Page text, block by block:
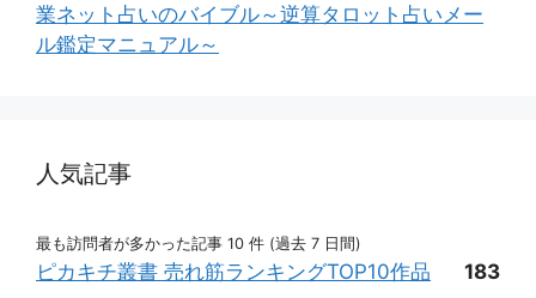
業ネット占いのバイブル～逆算タロット占いメー
ル鑑定マニュアル～
人気記事
最も訪問者が多かった記事 10 件 (過去 7 日間)
ピカキチ叢書 売れ筋ランキングTOP10作品
183